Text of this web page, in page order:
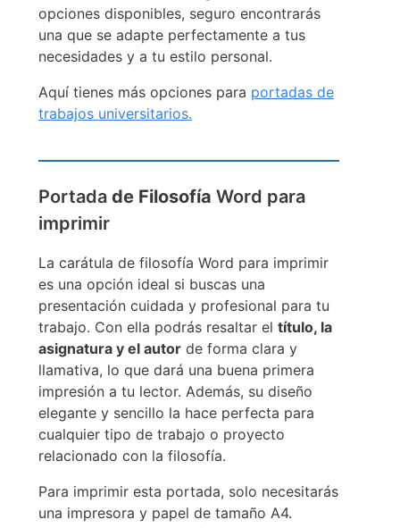
opciones disponibles, seguro encontrarás
una que se adapte perfectamente a tus
necesidades y a tu estilo personal.
Aquí tienes más opciones para portadas de
trabajos universitarios.
Portada de Filosofía Word para
imprimir
La carátula de filosofía Word para imprimir
es una opción ideal si buscas una
presentación cuidada y profesional para tu
trabajo. Con ella podrás resaltar el título, la
asignatura y el autor de forma clara y
llamativa, lo que dará una buena primera
impresión a tu lector. Además, su diseño
elegante y sencillo la hace perfecta para
cualquier tipo de trabajo o proyecto
relacionado con la filosofía.
Para imprimir esta portada, solo necesitarás
una impresora y papel de tamaño A4.